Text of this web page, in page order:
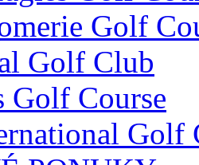
Golf
Golf Club
Golf Course
Golf